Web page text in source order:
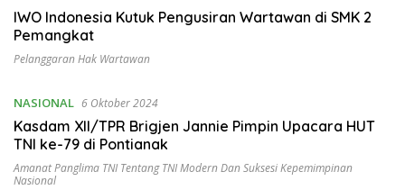
IWO Indonesia Kutuk Pengusiran Wartawan di SMK 2
Pemangkat
Pelanggaran Hak Wartawan
NASIONAL 6 Oktober 2024
Kasdam XII/TPR Brigjen Jannie Pimpin Upacara HUT
TNI ke-79 di Pontianak
Amanat Panglima TNI Tentang TNI Modern Dan Suksesi Kepemimpinan
Nasional